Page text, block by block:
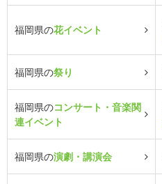
福岡県の花イベント
福岡県の祭り
福岡県のコンサート・音楽関
連イベント
福岡県の演劇・講演会